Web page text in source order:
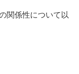
関係性について以